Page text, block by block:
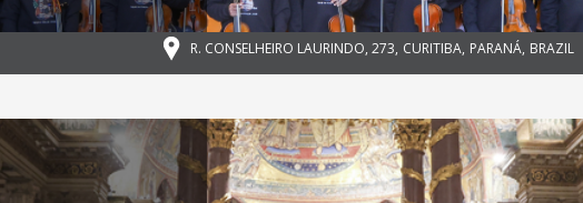
R. CONSELHEIRO LAURINDO, 273, CURITIBA, PARANÁ, BRAZIL